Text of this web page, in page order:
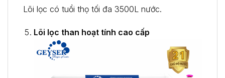
Lõi lọc có tuổi thọ tối đa 3500L nước.
Lõi lọc than hoạt tính cao cấp